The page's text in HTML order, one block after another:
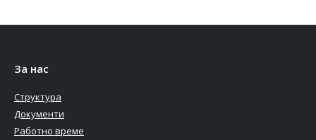
За нас
Структура
Документи
Работно време